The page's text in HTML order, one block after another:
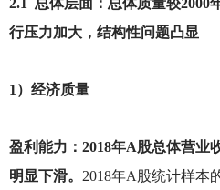
行压力加大，结构性问题凸显
1 ）经济质量
盈利能力：2018年A股总体营业
明显下滑。 2018年A股统计样本